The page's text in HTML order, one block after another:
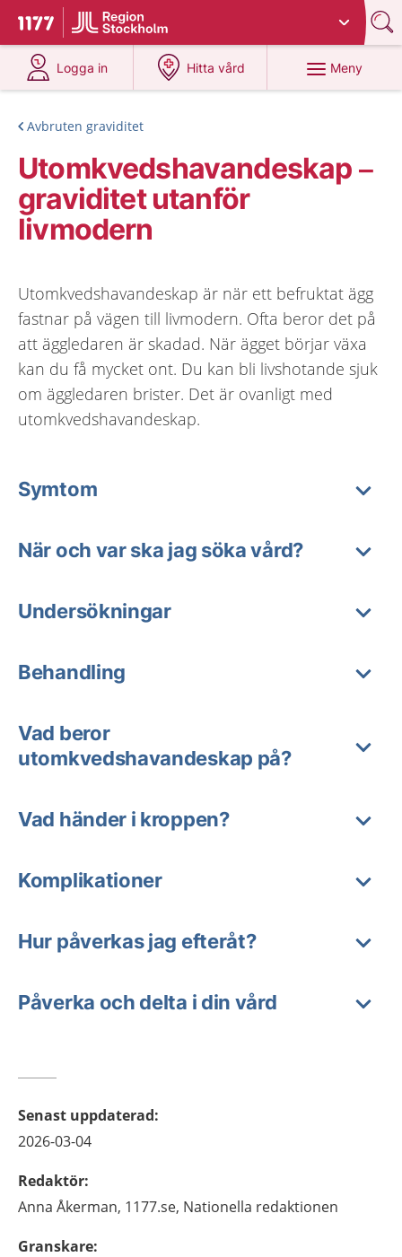
Till startsidan för 1177
Du har valt region
Logga in
på 1177.se
Hitta vård
på 1177.se
Meny
Avbruten graviditet
Utomkvedshavandeskap –
graviditet utanför
livmodern
Utomkvedshavandeskap är när ett befruktat ägg
fastnar på vägen till livmodern. Ofta beror det på
att äggledaren är skadad. När ägget börjar växa
kan du få mycket ont. Du kan bli livshotande sjuk
om äggledaren brister. Det är ovanligt med
utomkvedshavandeskap.
Symtom
När och var ska jag söka vård?
Undersökningar
Behandling
Vad beror
utomkvedshavandeskap på?
Vad händer i kroppen?
Komplikationer
Hur påverkas jag efteråt?
Påverka och delta i din vård
Senast uppdaterad:
2026-03-04
Redaktör:
Anna Åkerman, 1177.se, Nationella redaktionen
Granskare: